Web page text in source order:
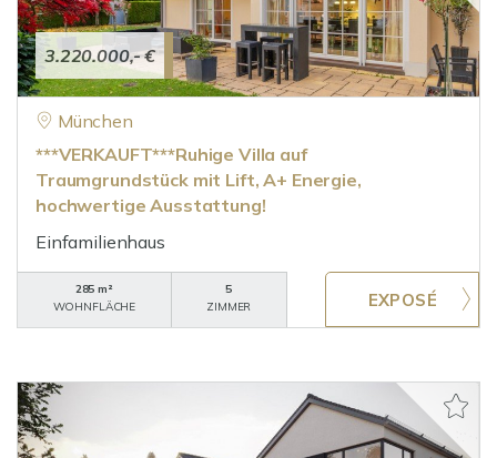
3.220.000,- €
München
***VERKAUFT***Ruhige Villa auf
Traumgrundstück mit Lift, A+ Energie,
hochwertige Ausstattung!
Einfamilienhaus
285 m²
WOHNFLÄCHE
5
ZIMMER